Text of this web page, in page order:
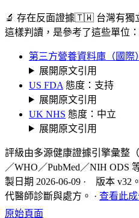
🔬 存在反面證據🇹🇼 台灣有獨
這樣判讀，是參考了這些單位：
第三方營養資料庫（國際）
展開原文引用
US FDA 態度：支持
展開原文引用
UK NHS 態度：中立
展開原文引用
評級由多源健康證據引擎彙整
／WHO／PubMed／NIH ODS
製日期 2026-06-09 · 版本 v32
代醫師診斷與處方。 · 查看此
原始頁面